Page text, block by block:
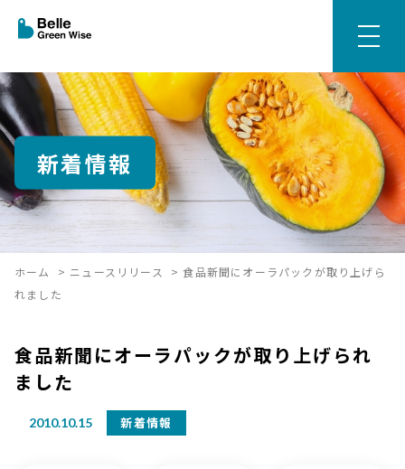
新着情報
ホーム > ニュースリリース >食品新聞にオーラパックが取り上げら
れました
食品新聞にオーラパックが取り上げられ
ました
2010.10.15 新着情報